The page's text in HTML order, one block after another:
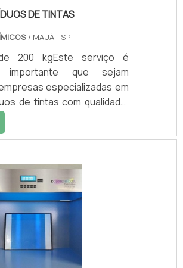
DE TINTAS
/ MAUÁ - SP
200 kgEste serviço é
importante que sejam
especializadas em
de tintas com qualidade,
se desfazer dos resíduos
ter cuidados
tintas; Vernizes; Solventes;
que os resíduos podem
é importante
preciso muito cuidado para
e tintas, bem como
durante .